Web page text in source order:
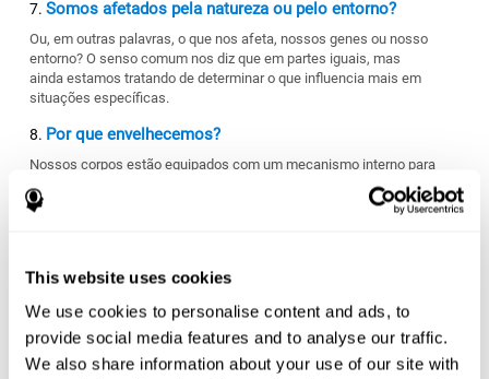
This website uses cookies
We use cookies to personalise content and ads, to
provide social media features and to analyse our traffic.
We also share information about your use of our site with
Somos afetados pela natureza ou pelo entorno?
Ou, em outras palavras, o que nos afeta, nossos genes ou nosso
entorno? O senso comum nos diz que em partes iguais, mas
ainda estamos tratando de determinar o que influencia mais em
situações específicas.
Por que envelhecemos?
Nossos corpos estão equipados com um mecanismo interno para
combater as doenças e lesões. Entretanto, conforme
envelhecemos este mecanismo é debilitado. As duas teorias
simplesmente se deve ao dano celular acumulado ao longo de
nossas vidas.
Podemos viver para sempre?
Provavelmente a resposta seja que não, mas os cientistas estão